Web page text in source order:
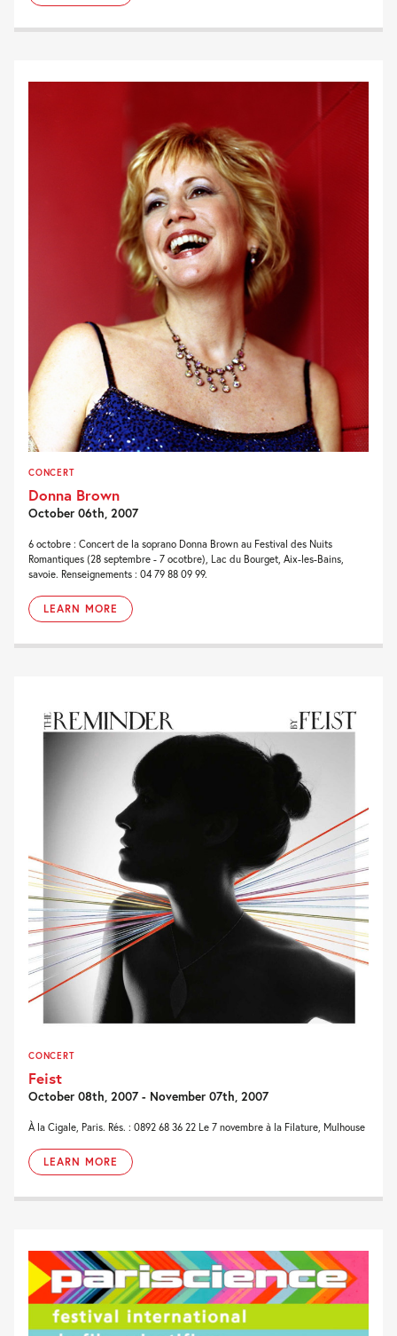
CONCERT
Donna Brown
October 06th, 2007
6 octobre : Concert de la soprano Donna Brown au Festival des Nuits
Romantiques (28 septembre - 7 ocotbre), Lac du Bourget, Aix-les-Bains,
savoie. Renseignements : 04 79 88 09 99.
LEARN MORE
CONCERT
Feist
October 08th, 2007 - November 07th, 2007
À la Cigale, Paris. Rés. : 0892 68 36 22 Le 7 novembre à la Filature, Mulhouse
LEARN MORE